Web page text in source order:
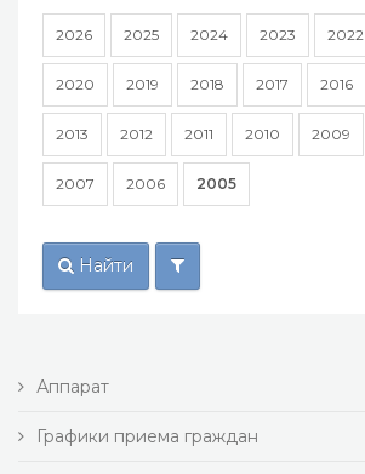
2026 2025 2024 2023 2022
2020 2019 2018 2017 2016
2013 2012 2011 2010 2009
2007 2006 2005
Найти
Аппарат
Графики приема граждан